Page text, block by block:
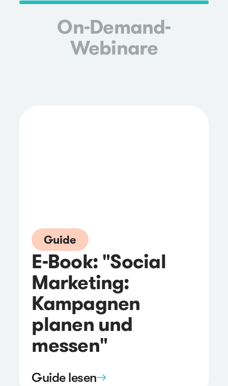
On-Demand-
Webinare
Guide
E-Book: "Social
Marketing:
Kampagnen
planen und
messen"
Guide lesen